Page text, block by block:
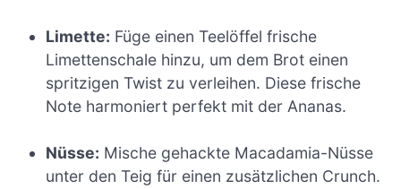
Limette: Füge einen Teelöffel frische
Limettenschale hinzu, um dem Brot einen
spritzigen Twist zu verleihen. Diese frische
Note harmoniert perfekt mit der Ananas.
Nüsse: Mische gehackte Macadamia-Nüsse
unter den Teig für einen zusätzlichen Crunch.